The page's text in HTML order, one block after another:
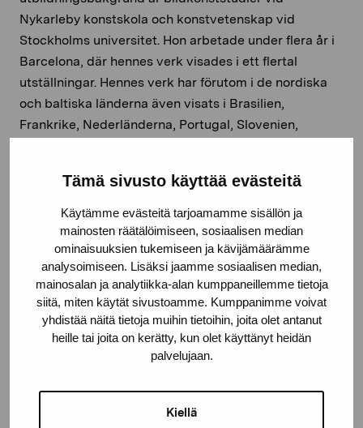
Tämä sivusto käyttää evästeitä
Käytämme evästeitä tarjoamamme sisällön ja
mainosten räätälöimiseen, sosiaalisen median
ominaisuuksien tukemiseen ja kävijämäärämme
analysoimiseen. Lisäksi jaamme sosiaalisen median,
mainosalan ja analytiikka-alan kumppaneillemme tietoja
siitä, miten käytät sivustoamme. Kumppanimme voivat
yhdistää näitä tietoja muihin tietoihin, joita olet antanut
heille tai joita on kerätty, kun olet käyttänyt heidän
palvelujaan.
Kiellä
Nykarleby konstskola och konstvetenskap vid
Stockholms universitet. Hon arbetade under flera år i
Barcelona, där hennes verk visades i ett flertal
utställningar. Hennes verk har förutom i de nordiska
och baltiska länderna även visats i Brasilien,
Frankrike, Nederländerna, Portugal, Slovenien,
station i Dublin. De senaste åren har hon besökt flera
residens som erbjudit henne möjligheten att
undersöka strandlinjer ur olika perspektiv: Casarte på
El Hierro, Spanien; Villa Karo i Gran-Popo, Benin samt
Waaw i Saint Louis, Senegal.
Residenset i Korpoström startade sommaren 2021
som ett samarbete mellan Svenska kulturfonden, Pro